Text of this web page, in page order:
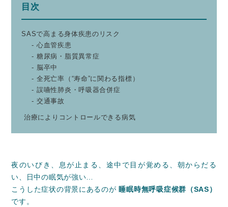
目次
SASで高まる身体疾患のリスク
心血管疾患
糖尿病・脂質異常症
脳卒中
全死亡率（“寿命”に関わる指標）
誤嚥性肺炎・呼吸器合併症
交通事故
治療によりコントロールできる病気
夜のいびき、息が止まる、途中で目が覚める、朝からだる
い、日中の眠気が強い…
こうした症状の背景にあるのが 睡眠時無呼吸症候群（SAS）
です。